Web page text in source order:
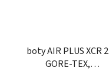
boty AIR PLUS XCR 2
GORE-TEX,